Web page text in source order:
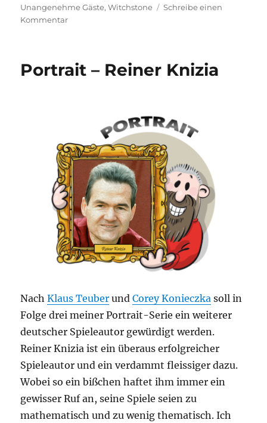
Unangenehme Gäste,Witchstone
Schreibe einen
Kommentarzu
2021
Portrait – Reiner Knizia
NachKlaus Teuber undCorey Konieczka soll in
Folge drei meiner Portrait-Serie ein weiterer
deutscher Spieleautor gewürdigt werden.
Reiner Knizia ist ein überaus erfolgreicher
Spieleautor und ein verdammt fleissiger dazu.
Wobei so ein bißchen haftet ihm immer ein
gewisser Ruf an, seine Spiele seien zu
mathematisch und zu wenig thematisch. Ich